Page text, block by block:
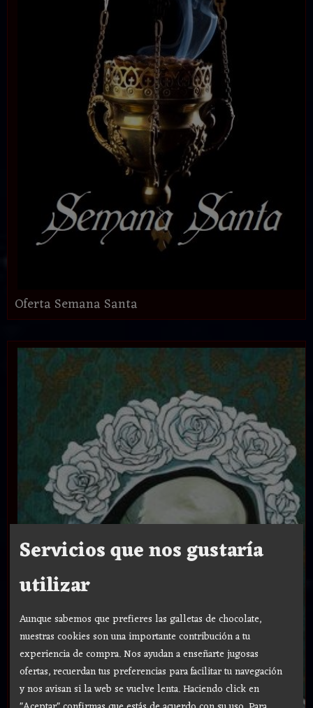
Oferta Semana Santa
Servicios que nos gustaría
utilizar
Aunque sabemos que prefieres las galletas de chocolate,
nuestras cookies son una importante contribución a tu
experiencia de compra. Nos ayudan a enseñarte jugosas
ofertas, recuerdan tus preferencias para facilitar tu navegación
y nos avisan si la web se vuelve lenta. Haciendo click en